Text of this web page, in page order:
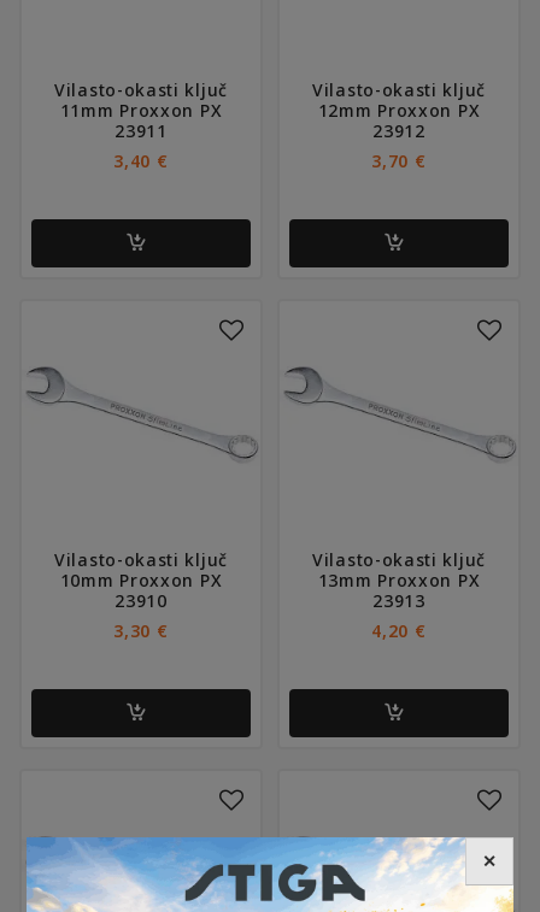
Vilasto-okasti ključ
11mm Proxxon PX
23911
3,40 €
Vilasto-okasti ključ
12mm Proxxon PX
23912
3,70 €
Vilasto-okasti ključ
10mm Proxxon PX
23910
3,30 €
Vilasto-okasti ključ
13mm Proxxon PX
23913
4,20 €
✕